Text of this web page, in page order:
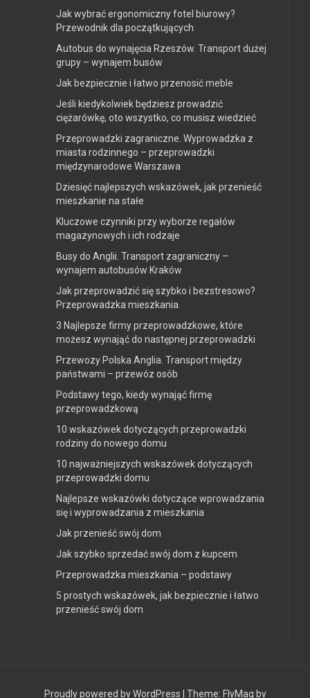
Jak wybrać ergonomiczny fotel biurowy?
Przewodnik dla początkujących
Autobus do wynajęcia Rzeszów. Transport dużej
grupy – wynajem busów
Jak bezpiecznie i łatwo przenosić meble
Jeśli kiedykolwiek będziesz prowadzić
ciężarówkę, oto wszystko, co musisz wiedzieć
Przeprowadzki zagraniczne. Wyprowadzka z
miasta rodzinnego – przeprowadzki
międzynarodowe Warszawa
Dziesięć najlepszych wskazówek, jak przenieść
mieszkanie na stałe
Kluczowe czynniki przy wyborze regałów
magazynowych i ich rodzaje
Busy do Anglii. Transport zagraniczny –
wynajem autobusów Kraków
Jak przeprowadzić się szybko i bezstresowo?
Przeprowadzka mieszkania.
3 Najlepsze firmy przeprowadzkowe, które
możesz wynająć do następnej przeprowadzki
Przewozy Polska Anglia. Transport między
państwami – przewóz osób
Podstawy tego, kiedy wynająć firmę
przeprowadzkową
10 wskazówek dotyczących przeprowadzki
rodziny do nowego domu
10 najważniejszych wskazówek dotyczących
przeprowadzki domu
Najlepsze wskazówki dotyczące wprowadzania
się i wyprowadzania z mieszkania
Jak przenieść swój dom
Jak szybko sprzedać swój dom z kupcem
Przeprowadzka mieszkania – podstawy
5 prostych wskazówek, jak bezpiecznie i łatwo
przenieść swój dom
Proudly powered by WordPress Theme: FlyMag by